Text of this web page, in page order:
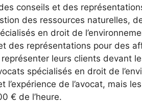
conseils et des
des ressources naturelles,
en droit de
des représentations pour des
leurs clients devant
spécialisés en droit de
l’expérience de l’avocat, mais
€ de l’heure.